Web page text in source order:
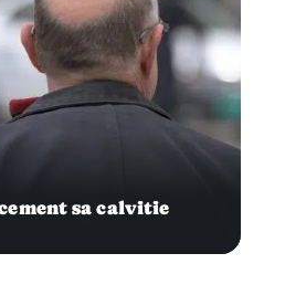
sa calvitie